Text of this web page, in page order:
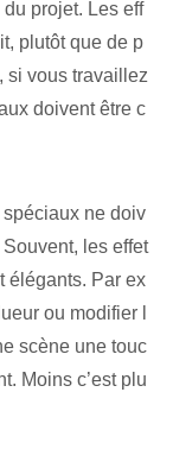
projet. Les eff
plutôt que de p
si vous travaillez
doivent être c
spéciaux ne doiv
les effet
élégants. Par ex
ou modifier l
scène une touc
Moins c’est plu